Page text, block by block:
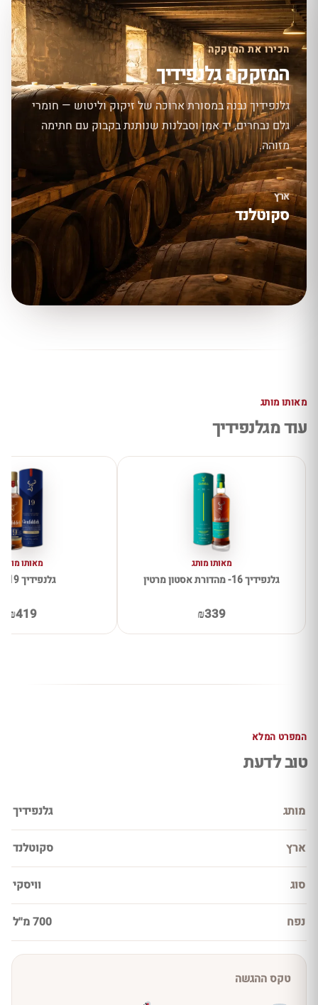
הכירו את המזקקה
המזקקה גלנפידיך
גלנפידיך נבנה במסורת ארוכה של זיקוק וליטוש — חומרי
גלם נבחרים, יד אמן וסבלנות שנותנת בקבוק עם חתימה
מזוהה.
ארץ
סקוטלנד
מאותו מותג
עוד מגלנפידיך
מאותו מותג
גלנפידיך 16- מהדורת אסטון מרטין
₪339
מאותו מותג
גלנפידיך 19 שנה
₪419
המפרט המלא
טוב לדעת
מותג גלנפידיך
ארץ סקוטלנד
סוג וויסקי
נפח 700 מ''ל
טקס ההגשה